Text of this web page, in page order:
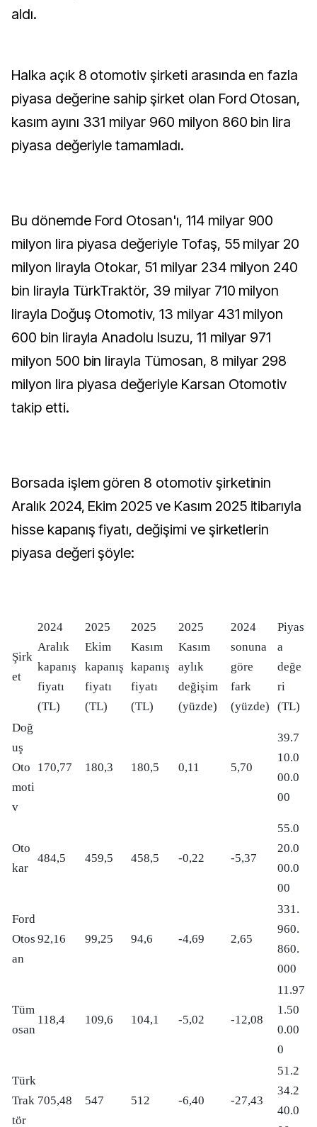
aldı.
Halka açık 8 otomotiv şirketi arasında en fazla
piyasa değerine sahip şirket olan Ford Otosan,
kasım ayını 331 milyar 960 milyon 860 bin lira
piyasa değeriyle tamamladı.
Bu dönemde Ford Otosan'ı, 114 milyar 900
milyon lira piyasa değeriyle Tofaş, 55 milyar 20
milyon lirayla Otokar, 51 milyar 234 milyon 240
bin lirayla TürkTraktör, 39 milyar 710 milyon
lirayla Doğuş Otomotiv, 13 milyar 431 milyon
600 bin lirayla Anadolu Isuzu, 11 milyar 971
milyon 500 bin lirayla Tümosan, 8 milyar 298
milyon lira piyasa değeriyle Karsan Otomotiv
takip etti.
Borsada işlem gören 8 otomotiv şirketinin
Aralık 2024, Ekim 2025 ve Kasım 2025 itibarıyla
hisse kapanış fiyatı, değişimi ve şirketlerin
piyasa değeri şöyle:
Şirk
et
2024
Aralık
kapanış
fiyatı
(TL)
2025
Ekim
kapanış
fiyatı
(TL)
2025
Kasım
kapanış
fiyatı
(TL)
2025
Kasım
aylık
değişim
(yüzde)
2024
sonuna
göre
fark
(yüzde)
Piyas
a
değe
ri
(TL)
Doğ
uş
Oto
moti
v
170,77 180,3 180,5 0,11 5,70
39.7
10.0
00.0
00
Oto
kar
484,5 459,5 458,5 -0,22 -5,37
55.0
20.0
00.0
00
Ford
Otos
an
92,16 99,25 94,6 -4,69 2,65
331.
960.
860.
000
Tüm
osan
118,4 109,6 104,1 -5,02 -12,08
11.97
1.50
0.00
0
Türk
Trak
tör
705,48 547 512 -6,40 -27,43
51.2
34.2
40.0